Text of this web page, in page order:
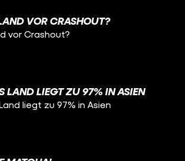
VOR CRASHOUT?
vor Crashout?
LAND LIEGT ZU 97% IN ASIEN
liegt zu 97% in Asien